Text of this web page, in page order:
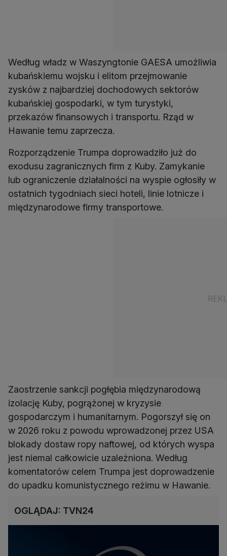
Według władz w Waszyngtonie GAESA umożliwia
kubańskiemu wojsku i elitom przejmowanie
zysków z najbardziej dochodowych sektorów
kubańskiej gospodarki, w tym turystyki,
przekazów finansowych i transportu. Rząd w
Hawanie temu zaprzecza.
Rozporządzenie Trumpa doprowadziło już do
exodusu zagranicznych firm z Kuby. Zamykanie
lub ograniczenie działalności na wyspie ogłosiły w
ostatnich tygodniach sieci hoteli, linie lotnicze i
międzynarodowe firmy transportowe.
Zaostrzenie sankcji pogłębia międzynarodową
izolację Kuby, pogrążonej w kryzysie
gospodarczym i humanitarnym. Pogorszył się on
w 2026 roku z powodu wprowadzonej przez USA
blokady dostaw ropy naftowej, od których wyspa
jest niemal całkowicie uzależniona. Według
komentatorów celem Trumpa jest doprowadzenie
do upadku komunistycznego reżimu w Hawanie.
OGLĄDAJ: TVN24